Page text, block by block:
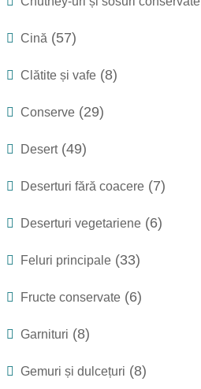
Cină (57)
Clătite și vafe (8)
Conserve (29)
Desert(49)
Deserturi fără coacere (7)
Deserturi vegetariene (6)
Feluri principale (33)
Fructe conservate (6)
Garnituri (8)
Gemuri și dulcețuri (8)